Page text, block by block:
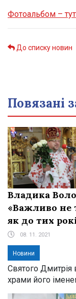
Фотоальбом – тут
До списку новин
Повязані
Владика
«Важливо не
як до тих
08. 11. 2021
Новини
Святого Дмитрія
храми його